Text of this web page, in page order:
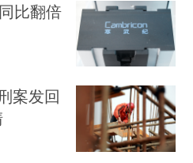
比翻倍
案发回